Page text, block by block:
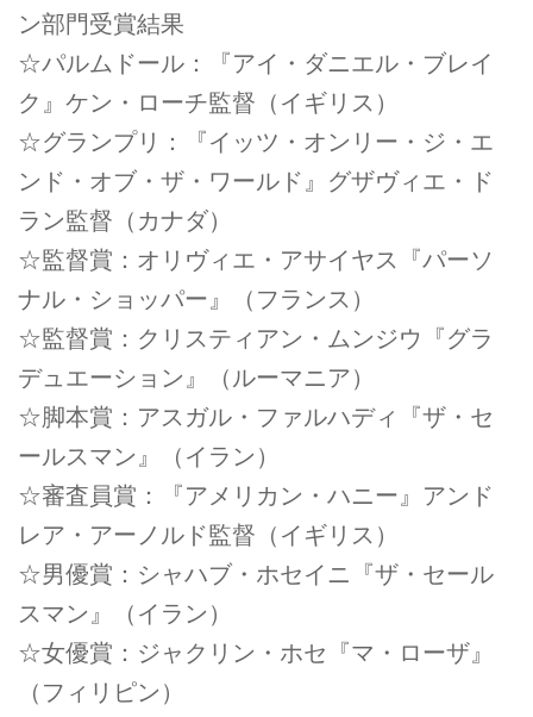
ン部門受賞結果
☆パルムドール：『アイ・ダニエル・ブレイ
ク』ケン・ローチ監督（イギリス）
☆グランプリ：『イッツ・オンリー・ジ・エ
ンド・オブ・ザ・ワールド』グザヴィエ・ド
ラン監督（カナダ）
☆監督賞：オリヴィエ・アサイヤス『パーソ
ナル・ショッパー』（フランス）
☆監督賞：クリスティアン・ムンジウ『グラ
デュエーション』（ルーマニア）
☆脚本賞：アスガル・ファルハディ『ザ・セ
ールスマン』（イラン）
☆審査員賞：『アメリカン・ハニー』アンド
レア・アーノルド監督（イギリス）
☆男優賞：シャハブ・ホセイニ『ザ・セール
スマン』（イラン）
☆女優賞：ジャクリン・ホセ『マ・ローザ』
（フィリピン）